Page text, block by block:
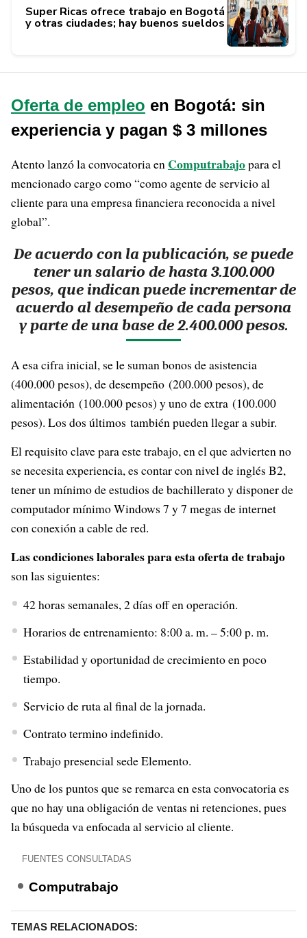
Super Ricas ofrece trabajo en Bogotá
y otras ciudades; hay buenos sueldos
Oferta de empleo en Bogotá: sin
experiencia y pagan $ 3 millones
Atento lanzó la convocatoria en Computrabajopara el
mencionado cargo como “como agente de servicio al
cliente para una empresa financiera reconocida a nivel
global”.
De acuerdo con la publicación, se puede
tener un salario de hasta 3.100.000
pesos, que indican puede incrementar de
acuerdo al desempeño de cada persona
y parte de una base de 2.400.000 pesos.
A esa cifra inicial, se le suman bonos de asistencia
(400.000 pesos), de desempeño (200.000 pesos), de
alimentación (100.000 pesos) y uno de extra (100.000
pesos). Los dos últimos también pueden llegar a subir.
El requisito clave para este trabajo, en el que advierten no
se necesita experiencia, es contar con nivel de inglés B2,
tener un mínimo de estudios de bachillerato y disponer de
computador mínimo Windows 7 y 7 megas de internet
con conexión a cable de red.
Las condiciones laborales para esta oferta de trabajo
son las siguientes:
42 horas semanales, 2 días off en operación.
Horarios de entrenamiento: 8:00 a. m. – 5:00 p. m.
Estabilidad y oportunidad de crecimiento en poco
tiempo.
Servicio de ruta al final de la jornada.
Contrato termino indefinido.
Trabajo presencial sede Elemento.
Uno de los puntos que se remarca en esta convocatoria es
que no hay una obligación de ventas ni retenciones, pues
la búsqueda va enfocada al servicio al cliente.
FUENTES CONSULTADAS
Computrabajo
TEMAS RELACIONADOS: